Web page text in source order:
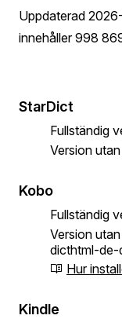
Uppdaterad
innehåller 998
StarDict
Fullständig
Version
Kobo
Fullständig
Version
dicthtml-
Hur
Kindle